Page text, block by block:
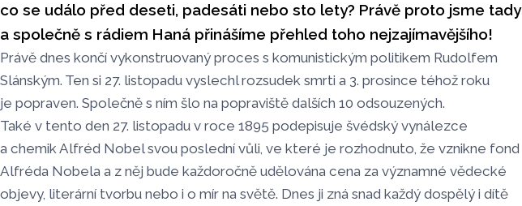
co se událo před deseti, padesáti nebo sto lety? Právě proto jsme tady
a společně s rádiem Haná přinášíme přehled toho nejzajímavějšího!
Právě dnes končí vykonstruovaný proces s komunistickým politikem Rudolfem
Slánským. Ten si 27. listopadu vyslechl rozsudek smrti a 3. prosince téhož roku
je popraven. Společně s ním šlo na popraviště dalších 10 odsouzených.
Také v tento den 27. listopadu v roce 1895 podepisuje švédský vynálezce
a chemik Alfréd Nobel svou poslední vůli, ve které je rozhodnuto, že vznikne fond
Alfréda Nobela a z něj bude každoročně udělována cena za významné vědecké
objevy, literární tvorbu nebo i o mír na světě. Dnes ji zná snad každý dospělý i dítě